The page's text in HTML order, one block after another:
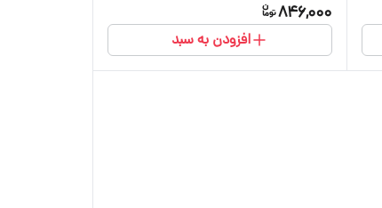
846,000
افزودن به سبد